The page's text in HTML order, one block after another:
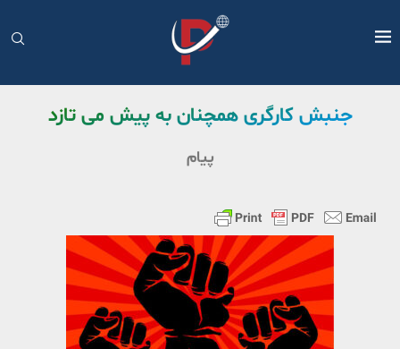
جنبش کارگری همچنان به پیش می تازد
پیام